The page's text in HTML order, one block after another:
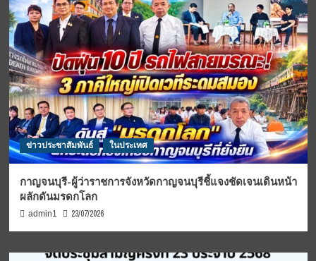
ข่าวประชาสัมพันธ์ ในประเทศ
กาญจนบุรี-ผู้ว่าราชการจังหวัดกาญจนบุรีชี้แจงชัดเจนเดินหน้า
ผลักดันมรดกโลก
admin1 23/07/2026